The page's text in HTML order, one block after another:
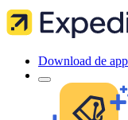
Download de app